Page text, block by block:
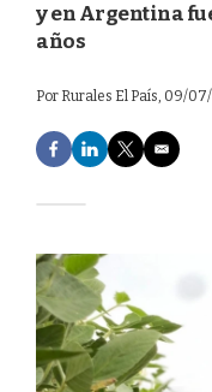
y en Argentina
años
Por Rurales El País, 09/
F
a
e
o
o
k
L
i
d
I
n
T
w
r
E
m